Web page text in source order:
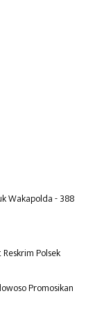
Wakapolda- 388
Polsek
Promosikan